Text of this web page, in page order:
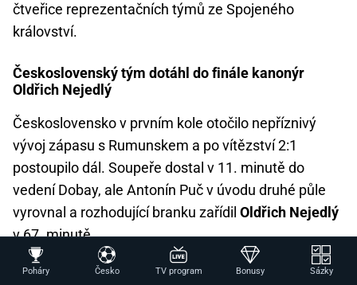
čtveřice reprezentačních týmů ze Spojeného
království.
Československý tým dotáhl do finále kanonýr
Oldřich Nejedlý
Československo v prvním kole otočilo nepříznivý
vývoj zápasu s Rumunskem a po vítězství 2:1
postoupilo dál. Soupeře dostal v 11. minutě do
vedení Dobay, ale Antonín Puč v úvodu druhé půle
vyrovnal a rozhodující branku zařídil Oldřich Nejedlý
v 67. minutě.
Čtvrtfinále proti Švýcarsku bylo bohaté na branky.
Poháry Česko TV program Bonusy Sázky